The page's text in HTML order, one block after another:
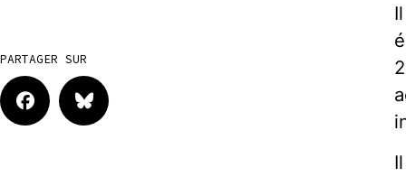
PARTAGER SUR